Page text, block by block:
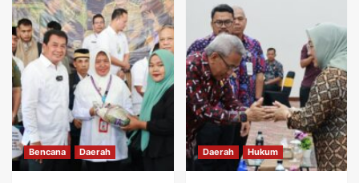
Bencana Daerah Daerah Hukum